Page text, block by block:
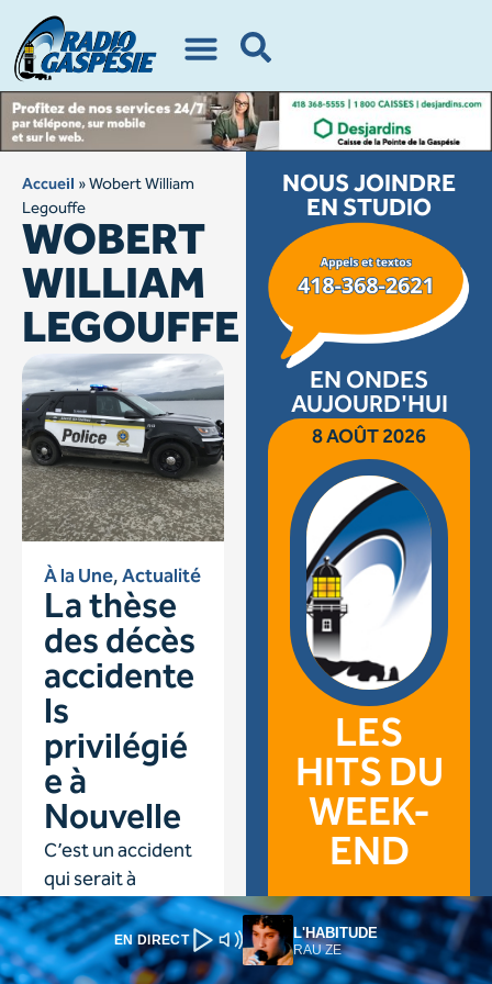
EN DIRECT L'HABITUDE
RAU ZE